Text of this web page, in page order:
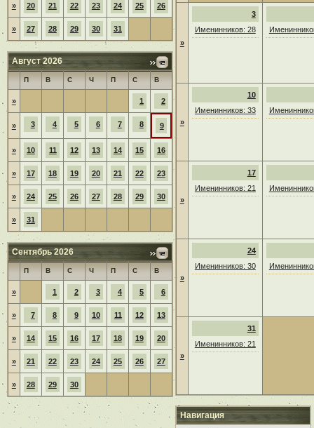
» 20 21 22 23 24 25 26
» 27 28 29 30 31
Август 2026
П В С Ч П С В
» 1 2
» 3 4 5 6 7 8 9
» 10 11 12 13 14 15 16
» 17 18 19 20 21 22 23
» 24 25 26 27 28 29 30
» 31
Сентябрь 2026
П В С Ч П С В
» 1 2 3 4 5 6
» 7 8 9 10 11 12 13
» 14 15 16 17 18 19 20
» 21 22 23 24 25 26 27
» 28 29 30
»
3
Именинников: 28
»
10
Именинников: 33
»
17
Именинников: 21
»
24
Именинников: 30
»
31
Именинников: 21
Навигация